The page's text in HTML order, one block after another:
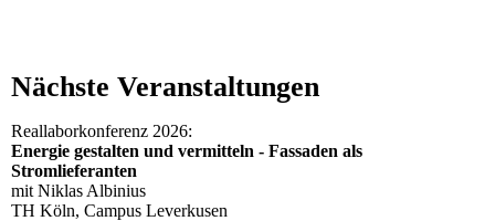
Nächste Veranstaltungen
Reallaborkonferenz 2026:
Energie gestalten und vermitteln - Fassaden als
Stromlieferanten
mit Niklas Albinius
TH Köln, Campus Leverkusen